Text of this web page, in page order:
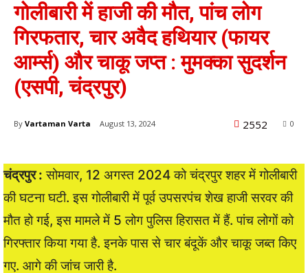
गोलीबारी में हाजी की मौत, पांच लोग
गिरफतार, चार अवैद हथियार (फायर
आर्म्स) और चाकू जप्त : मुमक्का सुदर्शन
(एसपी, चंद्रपुर)
By Vartaman Varta August 13, 2024 0
2552
चंद्रपुर : सोमवार, 12 अगस्त 2024 को चंद्रपुर शहर में गोलीबारी
की घटना घटी. इस गोलीबारी में पूर्व उपसरपंच शेख हाजी सरवर की
मौत हो गई, इस मामले में 5 लोग पुलिस हिरासत में हैं. पांच लोगों को
गिरफ्तार किया गया है. इनके पास से चार बंदूकें और चाकू जब्त किए
गए. आगे की जांच जारी है.